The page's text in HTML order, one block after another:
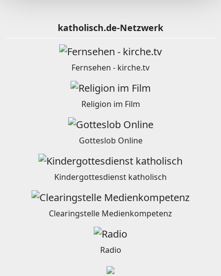
katholisch.de-Netzwerk
Fernsehen - kirche.tv
Religion im Film
Gotteslob Online
Kindergottesdienst katholisch
Clearingstelle Medienkompetenz
Radio